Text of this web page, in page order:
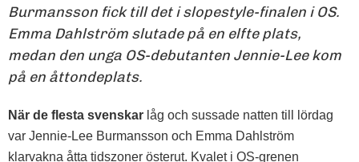
Burmansson fick till det i slopestyle-finalen i OS.
Emma Dahlström slutade på en elfte plats,
medan den unga OS-debutanten Jennie-Lee kom
på en åttondeplats.
När de flesta svenskar låg och sussade natten till lördag
var Jennie-Lee Burmansson och Emma Dahlström
klarvakna åtta tidszoner österut. Kvalet i OS-grenen